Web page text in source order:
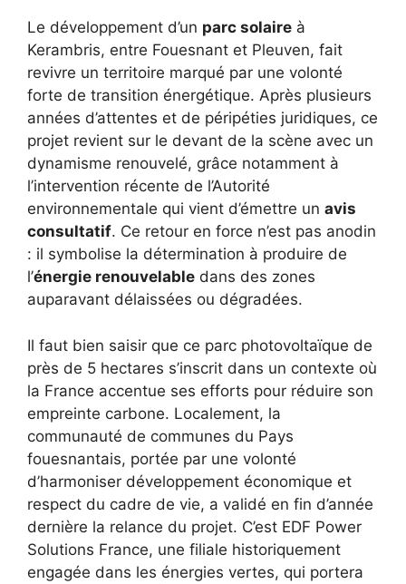
Le développement d’un parc solaire à
Kerambris, entre Fouesnant et Pleuven, fait
revivre un territoire marqué par une volonté
forte de transition énergétique. Après plusieurs
années d’attentes et de péripéties juridiques, ce
projet revient sur le devant de la scène avec un
dynamisme renouvelé, grâce notamment à
l’intervention récente de l’Autorité
environnementale qui vient d’émettre un avis
consultatif. Ce retour en force n’est pas anodin
: il symbolise la détermination à produire de
l’énergie renouvelable dans des zones
auparavant délaissées ou dégradées.
Il faut bien saisir que ce parc photovoltaïque de
près de 5 hectares s’inscrit dans un contexte où
la France accentue ses efforts pour réduire son
empreinte carbone. Localement, la
communauté de communes du Pays
fouesnantais, portée par une volonté
d’harmoniser développement économique et
respect du cadre de vie, a validé en fin d’année
dernière la relance du projet. C’est EDF Power
Solutions France, une filiale historiquement
engagée dans les énergies vertes, qui portera